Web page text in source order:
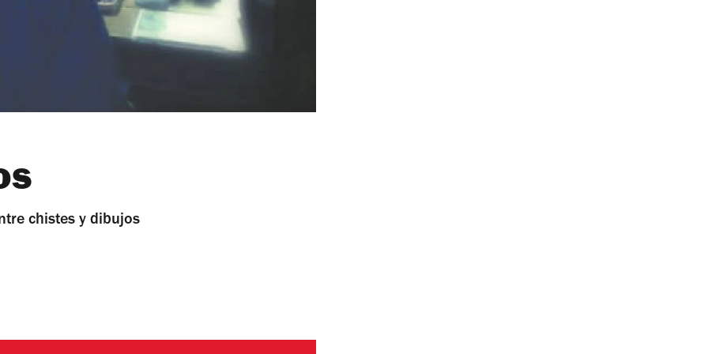
chistes y dibujos